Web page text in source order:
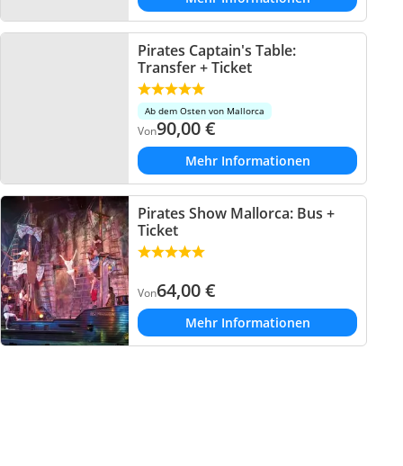
Pirates Captain's Table:
Transfer + Ticket
Ab dem Osten von Mallorca
Von90,00€
Mehr Informationen
Pirates Show Mallorca: Bus +
Ticket
Von64,00€
Mehr Informationen